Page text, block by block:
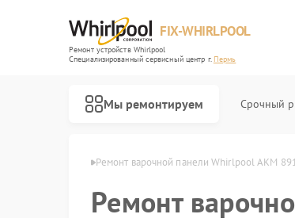
FIX-WHIRLPOOL
Ремонт устройств Whirlpool
Специализированный cервисный центр г. Пермь
Мы ремонтируем Срочный
Ремонт варочной панели Whirlpool AKM
Ремонт